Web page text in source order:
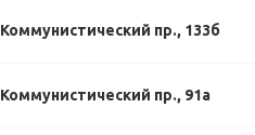
Коммунистический пр., 133б
Коммунистический пр., 91а